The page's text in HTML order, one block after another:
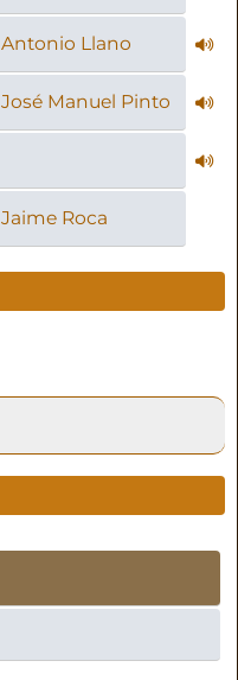
Antonio Llano
José Manuel Pinto
Jaime Roca